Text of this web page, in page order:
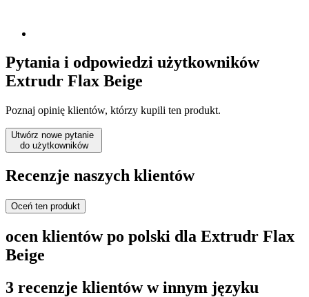
Pytania i odpowiedzi użytkowników
Extrudr Flax Beige
Poznaj opinię klientów, którzy kupili ten produkt.
Utwórz nowe pytanie
do użytkowników
Recenzje naszych klientów
Oceń ten produkt
ocen klientów po polski dla Extrudr Flax
Beige
3 recenzje klientów w innym języku